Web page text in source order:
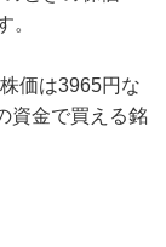
。
価は3965円な
資金で買える銘